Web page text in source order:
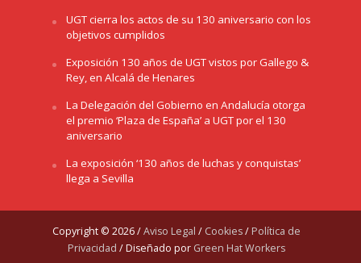
UGT cierra los actos de su 130 aniversario con los
objetivos cumplidos
Exposición 130 años de UGT vistos por Gallego &
Rey, en Alcalá de Henares
La Delegación del Gobierno en Andalucía otorga
el premio ‘Plaza de España’ a UGT por el 130
aniversario
La exposición ‘130 años de luchas y conquistas’
llega a Sevilla
Copyright © 2026 /Aviso Legal / Cookies/ Política de
Privacidad / Diseñado por Green Hat Workers